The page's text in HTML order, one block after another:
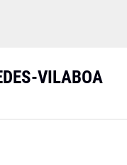
VILABOA